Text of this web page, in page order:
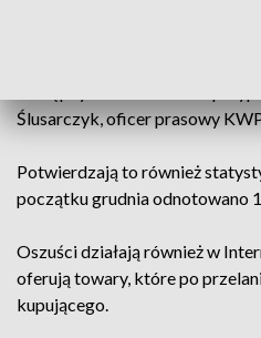
Ślusarczyk, oficer prasowy
Potwierdzają to również
początku grudnia odnotowano
Oszuści działają również w
oferują towary, które po
kupującego.